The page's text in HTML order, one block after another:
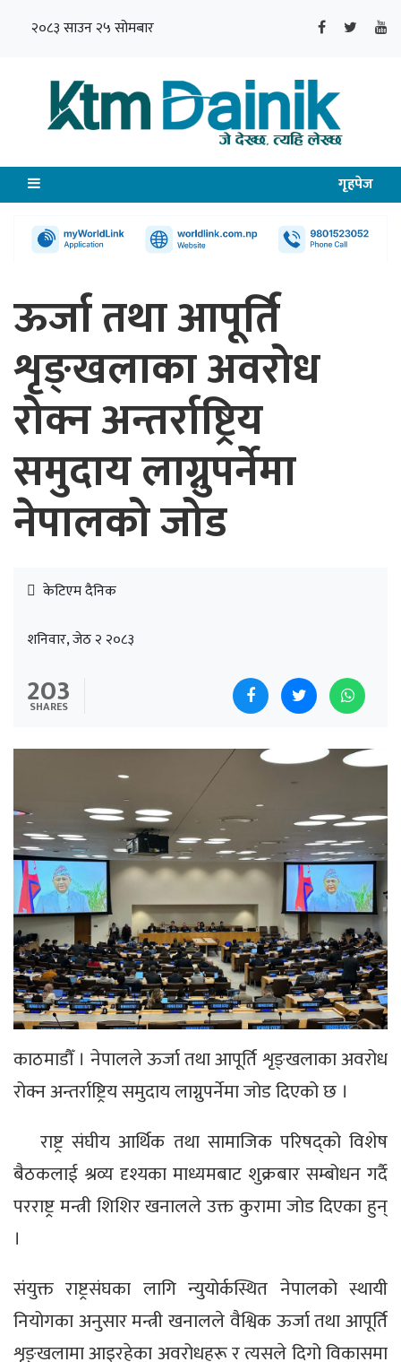
२०८३ साउन २५ सोमबार
गृहपेज
ऊर्जा तथा आपूर्ति
शृङ्खलाका अवरोध
रोक्न अन्तर्राष्ट्रिय
समुदाय लाग्नुपर्नेमा
नेपालको जोड
केटिएम दैनिक
शनिवार, जेठ २ २०८३
203
SHARES
काठमाडौँ । नेपालले ऊर्जा तथा आपूर्ति शृङ्खलाका अवरोध
रोक्न अन्तर्राष्ट्रिय समुदाय लाग्नुपर्नेमा जोड दिएको छ ।
राष्ट्र संघीय आर्थिक तथा सामाजिक परिषद्को विशेष
बैठकलाई श्रव्य दृश्यका माध्यमबाट शुक्रबार सम्बोधन गर्दै
परराष्ट्र मन्त्री शिशिर खनालले उक्त कुरामा जोड दिएका हुन्
।
संयुक्त राष्ट्रसंघका लागि न्युयोर्कस्थित नेपालको स्थायी
नियोगका अनुसार मन्त्री खनालले वैश्विक ऊर्जा तथा आपूर्ति
शृङ्खलामा आइरहेका अवरोधहरू र त्यसले दिगो विकासमा